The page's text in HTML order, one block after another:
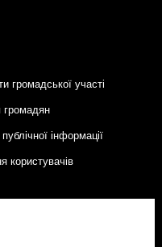
громадської участі
громадян
інформації
користувачів